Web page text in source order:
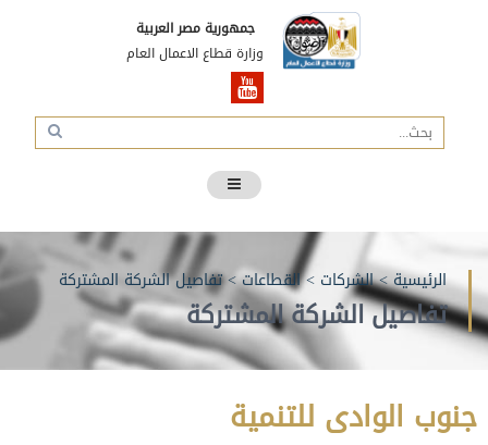
جمهورية مصر العربية
وزارة قطاع الاعمال العام
الرئيسية>الشركات >القطاعات>تفاصيل الشركة المشتركة
تفاصيل الشركة المشتركة
جنوب الوادى للتنمية